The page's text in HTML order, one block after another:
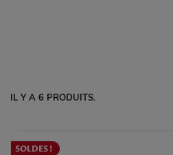
IL Y A 6 PRODUITS.
SOLDES !